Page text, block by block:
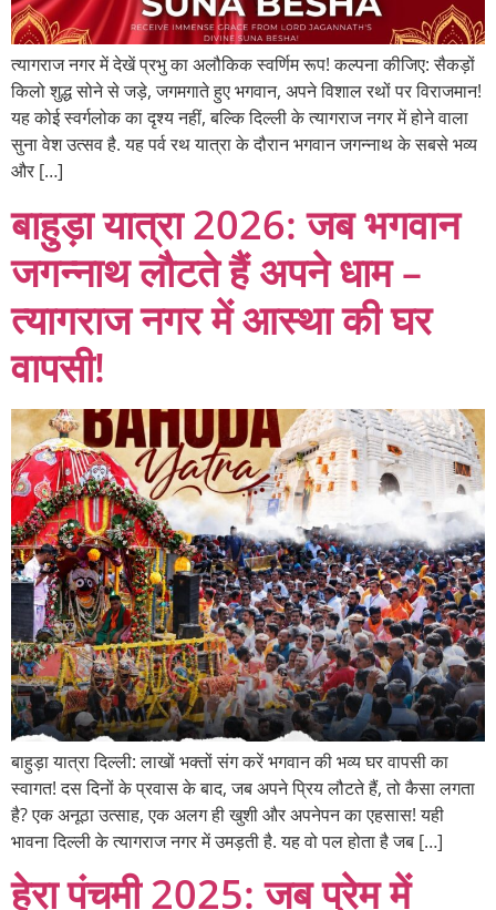
त्यागराज नगर में देखें प्रभु का अलौकिक स्वर्णिम रूप! कल्पना कीजिए: सैकड़ों
किलो शुद्ध सोने से जड़े, जगमगाते हुए भगवान, अपने विशाल रथों पर विराजमान!
यह कोई स्वर्गलोक का दृश्य नहीं, बल्कि दिल्ली के त्यागराज नगर में होने वाला
सुना वेश उत्सव है. यह पर्व रथ यात्रा के दौरान भगवान जगन्नाथ के सबसे भव्य
और […]
बाहुड़ा यात्रा 2026: जब भगवान
जगन्नाथ लौटते हैं अपने धाम –
त्यागराज नगर में आस्था की घर
वापसी!
बाहुड़ा यात्रा दिल्ली: लाखों भक्तों संग करें भगवान की भव्य घर वापसी का
स्वागत! दस दिनों के प्रवास के बाद, जब अपने प्रिय लौटते हैं, तो कैसा लगता
है? एक अनूठा उत्साह, एक अलग ही खुशी और अपनेपन का एहसास! यही
भावना दिल्ली के त्यागराज नगर में उमड़ती है. यह वो पल होता है जब […]
हेरा पंचमी 2025: जब प्रेम में